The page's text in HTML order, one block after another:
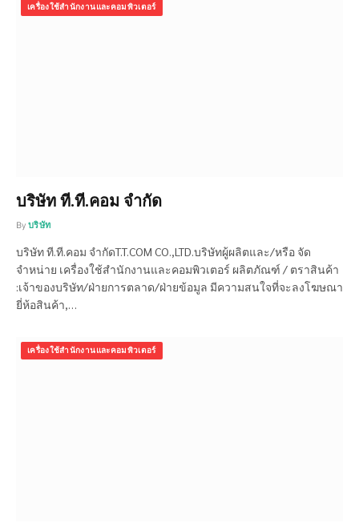
เครื่องใช้สำนักงานและคอมพิวเตอร์
บริษัท ที.ที.คอม จำกัด
By บริษัท
บริษัท ที.ที.คอม จำกัดT.T.COM CO.,LTD.บริษัทผู้ผลิตและ/หรือ จัด
จำหน่าย เครื่องใช้สำนักงานและคอมพิวเตอร์ ผลิตภัณฑ์ / ตราสินค้า
:เจ้าของบริษัท/ฝ่ายการตลาด/ฝ่ายข้อมูล มีความสนใจที่จะลงโฆษณา
ยี่ห้อสินค้า,…
เครื่องใช้สำนักงานและคอมพิวเตอร์